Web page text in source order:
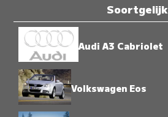
Soortgelijk
Audi A3 Cabriolet
Volkswagen Eos